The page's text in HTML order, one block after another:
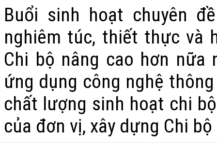
Buổi sinh hoạt chuyên
nghiêm túc, thiết thực và
Chi bộ nâng cao hơn
ứng dụng công nghệ
chất lượng sinh hoạt chi
của đơn vị, xây dựng Chi